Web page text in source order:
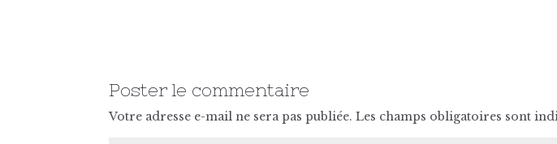
Poster le commentaire
Votre adresse e-mail ne sera pas publiée. Les champs obligatoires sont